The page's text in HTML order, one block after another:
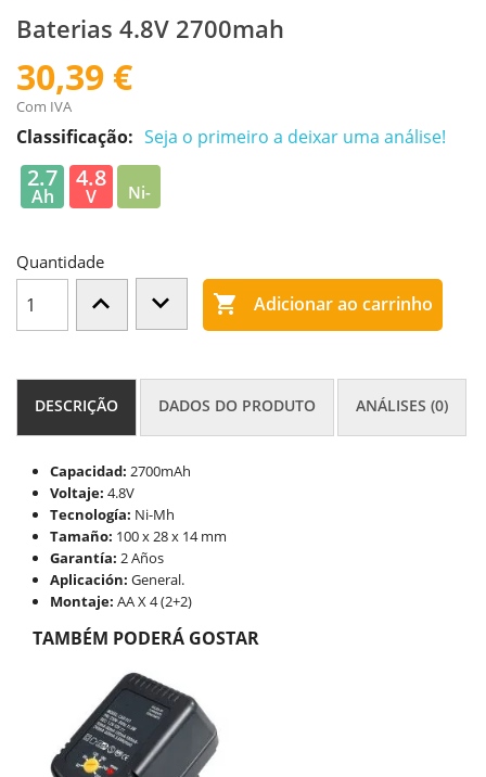
Baterias 4.8V 2700mah
30,39 €
Com IVA
Classificação: Seja o primeiro a deixar uma análise!
2.7
Ah
4.8
V
Ni-
Quantidade
 Adicionar ao carrinho
DESCRIÇÃO DADOS DO PRODUTO ANÁLISES (0)
Capacidad: 2700mAh
Voltaje: 4.8V
Tecnología: Ni-Mh
Tamaño: 100 x 28 x 14 mm
Garantía: 2 Años
Aplicación: General.
Montaje: AA X 4 (2+2)
TAMBÉM PODERÁ GOSTAR